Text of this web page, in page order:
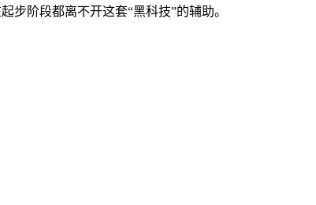
步阶段都离不开这套“黑科技”的辅助。